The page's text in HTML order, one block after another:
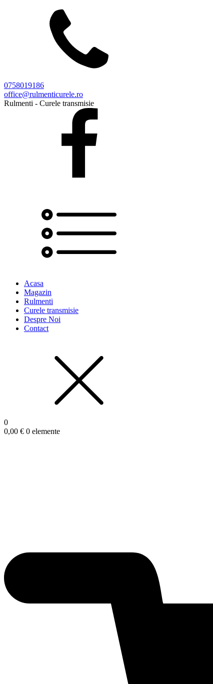
0758019186
office@rulmenticurele.ro
Rulmenti - Curele transmisie
Acasa
Magazin
Rulmenti
Curele transmisie
Despre Noi
Contact
0
0,00 € 0 elemente